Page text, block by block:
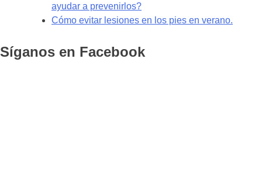
ayudar a prevenirlos?
Cómo evitar lesiones en los pies en verano.
Síganos en Facebook